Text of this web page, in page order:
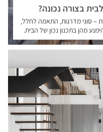
בצורה נכונה?
– סוגי מדרגות, התאמה לחלל,
מהן בתכנון נכון של הבית.